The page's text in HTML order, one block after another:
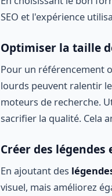
SEO et l'expérience
Optimiser la taille
Pour un référencement
lourds peuvent ralentir
moteurs de recherche.
sacrifier la qualité. Cela
Créer des
En ajoutant des
visuel, mais améliorez